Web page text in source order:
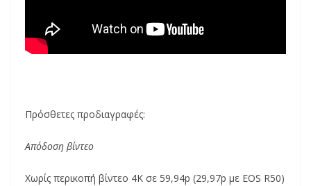
Πρόσθετες προδιαγραφές:
Απόδοση βίντεο
Χωρίς περικοπή βίντεο 4K σε 59,94p (29,97p με EOS R50)